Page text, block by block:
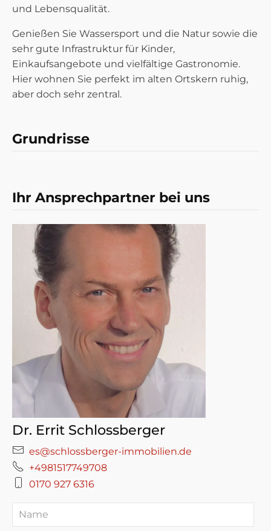
und Lebensqualität.
Genießen Sie Wassersport und die Natur sowie die
sehr gute Infrastruktur für Kinder,
Einkaufsangebote und vielfältige Gastronomie.
Hier wohnen Sie perfekt im alten Ortskern ruhig,
aber doch sehr zentral.
Grundrisse
Ihr Ansprechpartner bei uns
Dr. Errit Schlossberger
es@schlossberger-immobilien.de
+4981517749708
0170 927 6316